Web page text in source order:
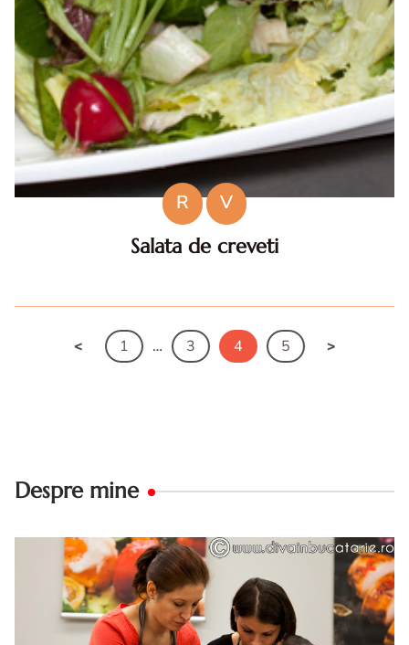
R
V
Salata de creveti
creveti. Salata de creveti diva in bucatarie
1
… 3 4 5
Despre mine